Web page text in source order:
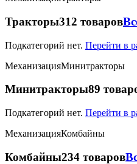
Тракторы312 товаров
Подкатегорий нет. Перейти в
МеханизацияМинитракторы
Минитракторы89
Подкатегорий нет. Перейти в
МеханизацияКомбайны
Комбайны234 товаров